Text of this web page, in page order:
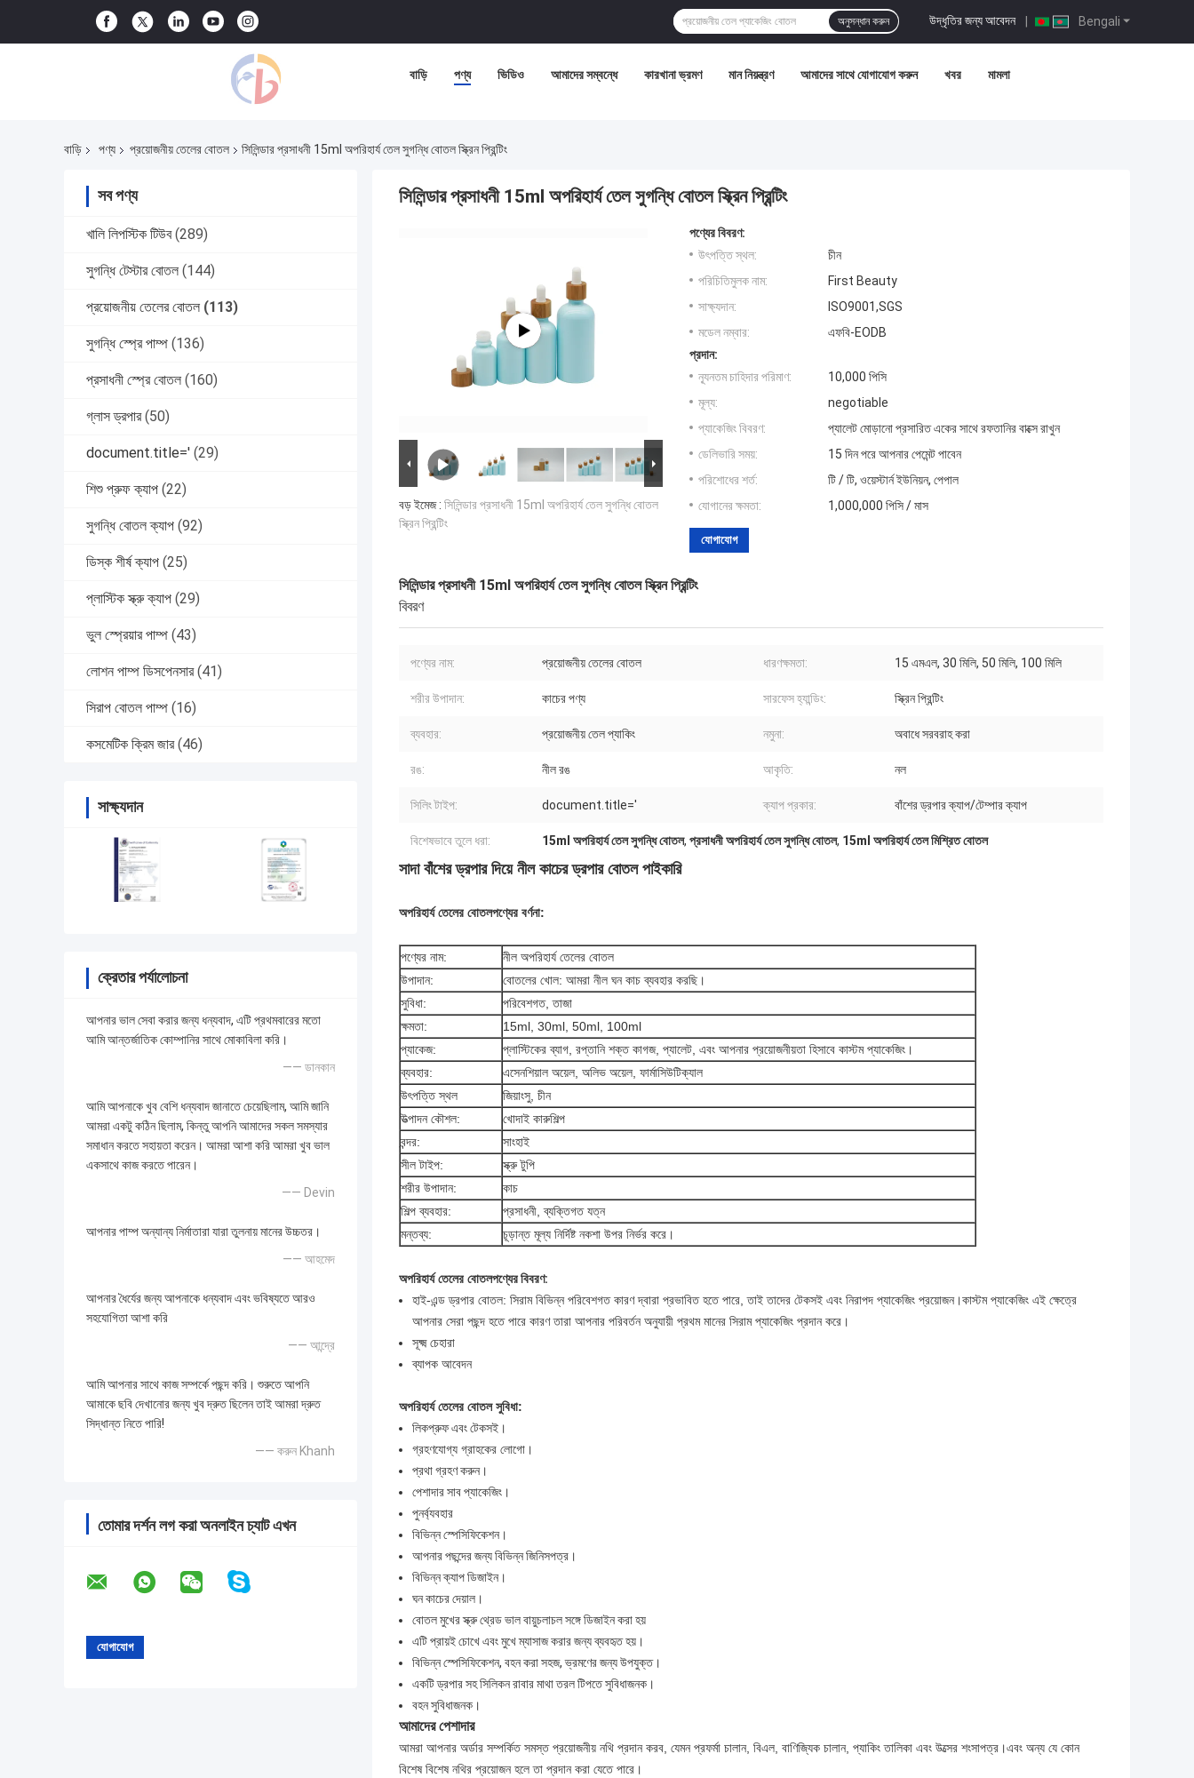
Bengali
উদ্ধৃতির জন্য আবেদন |
অনুসন্ধান করুন
বাড়ি পণ্য ভিডিও আমাদের সম্বন্ধে কারখানা ভ্রমণ মান নিয়ন্ত্রণ আমাদের সাথে যোগাযোগ করুন খবর মামলা
বাড়ি পণ্য প্রয়োজনীয় তেলের বোতল সিলিন্ডার প্রসাধনী 15ml অপরিহার্য তেল সুগন্ধি বোতল স্ক্রিন প্রিন্টিং
সব পণ্য
খালি লিপস্টিক টিউব (289)
সুগন্ধি টেস্টার বোতল (144)
প্রয়োজনীয় তেলের বোতল (113)
সুগন্ধি স্প্রে পাম্প (136)
প্রসাধনী স্প্রে বোতল (160)
গ্লাস ড্রপার (50)
document.title=' (29)
শিশু প্রুফ ক্যাপ (22)
সুগন্ধি বোতল ক্যাপ (92)
ডিস্ক শীর্ষ ক্যাপ (25)
প্লাস্টিক স্ক্রু ক্যাপ (29)
ভুল স্প্রেয়ার পাম্প (43)
লোশন পাম্প ডিসপেনসার (41)
সিরাপ বোতল পাম্প (16)
কসমেটিক ক্রিম জার (46)
সাক্ষ্যদান
ক্রেতার পর্যালোচনা
আপনার ভাল সেবা করার জন্য ধন্যবাদ, এটি প্রথমবারের মতো
আমি আন্তর্জাতিক কোম্পানির সাথে মোকাবিলা করি।
—— ডানকান
আমি আপনাকে খুব বেশি ধন্যবাদ জানাতে চেয়েছিলাম, আমি জানি
আমরা একটু কঠিন ছিলাম, কিন্তু আপনি আমাদের সকল সমস্যার
সমাধান করতে সহায়তা করেন। আমরা আশা করি আমরা খুব ভাল
একসাথে কাজ করতে পারেন।
—— Devin
আপনার পাম্প অন্যান্য নির্মাতারা যারা তুলনায় মানের উচ্চতর।
—— আহমেদ
আপনার ধৈর্যের জন্য আপনাকে ধন্যবাদ এবং ভবিষ্যতে আরও
সহযোগিতা আশা করি
—— আন্দ্রে
আমি আপনার সাথে কাজ সম্পর্কে পছন্দ করি। শুরুতে আপনি
আমাকে ছবি দেখানোর জন্য খুব দ্রুত ছিলেন তাই আমরা দ্রুত
সিদ্ধান্ত নিতে পারি!
—— করুন Khanh
তোমার দর্শন লগ করা অনলাইন চ্যাট এখন
সিলিন্ডার প্রসাধনী 15ml অপরিহার্য তেল সুগন্ধি বোতল স্ক্রিন প্রিন্টিং
বড় ইমেজ : সিলিন্ডার প্রসাধনী 15ml অপরিহার্য তেল সুগন্ধি বোতল
স্ক্রিন প্রিন্টিং
পণ্যের বিবরণ:
উৎপত্তি স্থল:
চীন
পরিচিতিমুলক নাম:
First Beauty
সাক্ষ্যদান:
ISO9001,SGS
মডেল নম্বার:
এফবি-EODB
প্রদান:
ন্যূনতম চাহিদার পরিমাণ:
10,000 পিসি
মূল্য:
negotiable
প্যাকেজিং বিবরণ:
প্যালেট মোড়ানো প্রসারিত একের সাথে রফতানির বাক্সে রাখুন
ডেলিভারি সময়:
15 দিন পরে আপনার পেমেন্ট পাবেন
পরিশোধের শর্ত:
টি / টি, ওয়েস্টার্ন ইউনিয়ন, পেপাল
যোগানের ক্ষমতা:
1,000,000 পিসি / মাস
যোগাযোগ
সিলিন্ডার প্রসাধনী 15ml অপরিহার্য তেল সুগন্ধি বোতল স্ক্রিন প্রিন্টিং
বিবরণ
পণ্যের নাম: প্রয়োজনীয় তেলের বোতল ধারণক্ষমতা: 15 এমএল, 30 মিলি, 50 মিলি, 100 মিলি
শরীর উপাদান: কাচের পণ্য সারফেস হ্যান্ডিং: স্ক্রিন প্রিন্টিং
ব্যবহার: প্রয়োজনীয় তেল প্যাকিং নমুনা: অবাধে সরবরাহ করা
রঙ: নীল রঙ আকৃতি: নল
সিলিং টাইপ: document.title=' ক্যাপ প্রকার: বাঁশের ড্রপার ক্যাপ/টেম্পার ক্যাপ
বিশেষভাবে তুলে ধরা: 15ml অপরিহার্য তেল সুগন্ধি বোতল, প্রসাধনী অপরিহার্য তেল সুগন্ধি বোতল, 15ml অপরিহার্য তেল মিশ্রিত বোতল
সাদা বাঁশের ড্রপার দিয়ে নীল কাচের ড্রপার বোতল পাইকারি
অপরিহার্য তেলের বোতলপণ্যের বর্ণনা:
পণ্যের নাম:
নীল অপরিহার্য তেলের বোতল
উপাদান:
বোতলের খোল: আমরা নীল ঘন কাচ ব্যবহার করছি।
সুবিধা:
পরিবেশগত, তাজা
ক্ষমতা:
15ml, 30ml, 50ml, 100ml
প্যাকেজ:
প্লাস্টিকের ব্যাগ, রপ্তানি শক্ত কাগজ, প্যালেট, এবং আপনার প্রয়োজনীয়তা হিসাবে কাস্টম প্যাকেজিং।
ব্যবহার:
এসেনশিয়াল অয়েল, অলিভ অয়েল, ফার্মাসিউটিক্যাল
উৎপত্তি স্থল
জিয়াংসু, চীন
উত্পাদন কৌশল:
খোদাই কারুশিল্প
বন্দর:
সাংহাই
সীল টাইপ:
স্ক্রু টুপি
শরীর উপাদান:
কাচ
শিল্প ব্যবহার:
প্রসাধনী, ব্যক্তিগত যত্ন
মন্তব্য:
চূড়ান্ত মূল্য নির্দিষ্ট নকশা উপর নির্ভর করে।
অপরিহার্য তেলের বোতলপণ্যের বিবরণ:
হাই-এন্ড ড্রপার বোতল: সিরাম বিভিন্ন পরিবেশগত কারণ দ্বারা প্রভাবিত হতে পারে, তাই তাদের টেকসই এবং নিরাপদ প্যাকেজিং প্রয়োজন।কাস্টম প্যাকেজিং এই ক্ষেত্রে
আপনার সেরা পছন্দ হতে পারে কারণ তারা আপনার পরিবর্তন অনুযায়ী প্রথম মানের সিরাম প্যাকেজিং প্রদান করে।
সূক্ষ্ম চেহারা
ব্যাপক আবেদন
অপরিহার্য তেলের বোতলসুবিধা:
লিকপ্রুফ এবং টেকসই।
গ্রহণযোগ্য গ্রাহকের লোগো ।
প্রথা গ্রহণ করুন।
পেশাদার সাব প্যাকেজিং।
পুনর্ব্যবহার
বিভিন্ন স্পেসিফিকেশন।
আপনার পছন্দের জন্য বিভিন্ন জিনিসপত্র।
বিভিন্ন ক্যাপ ডিজাইন।
ঘন কাচের দেয়াল।
বোতল মুখের স্ক্রু থ্রেড ভাল বায়ুচলাচল সঙ্গে ডিজাইন করা হয়
এটি প্রায়ই চোখে এবং মুখে ম্যাসাজ করার জন্য ব্যবহৃত হয়।
বিভিন্ন স্পেসিফিকেশন, বহন করা সহজ, ভ্রমণের জন্য উপযুক্ত।
একটি ড্রপার সহ সিলিকন রাবার মাথা তরল টিপতে সুবিধাজনক।
বহন সুবিধাজনক।
আমাদের পেশাদার
আমরা আপনার অর্ডার সম্পর্কিত সমস্ত প্রয়োজনীয় নথি প্রদান করব, যেমন প্রফর্মা চালান, বিএল, বাণিজ্যিক চালান, প্যাকিং তালিকা এবং উত্সের শংসাপত্র।এবং অন্য যে কোন
বিশেষ বিশেষ নথির প্রয়োজন হলে তা প্রদান করা যেতে পারে।